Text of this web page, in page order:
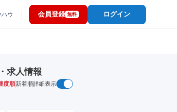
ウ 会員登録 無料 ログイン
求人情報
度順新着順詳細表示